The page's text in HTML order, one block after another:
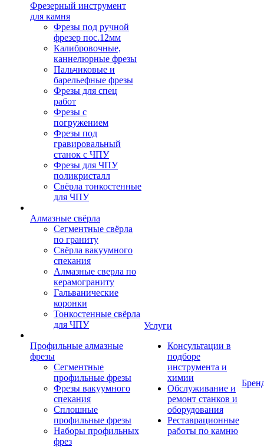
Фрезерный инструмент
для камня
Фрезы под ручной
фрезер пос.12мм
Калибровочные,
каннелюрные фрезы
Пальчиковые и
барельефные фрезы
Фрезы для спец
работ
Фрезы с
погружением
Фрезы под
гравировальный
станок с ЧПУ
Фрезы для ЧПУ
поликристалл
Свёрла тонкостенные
для ЧПУ
Алмазные свёрла
Сегментные свёрла
по граниту
Свёрла вакуумного
спекания
Алмазные сверла по
керамограниту
Гальванические
коронки
Тонкостенные свёрла
для ЧПУ
Профильные алмазные
фрезы
Сегментные
профильные фрезы
Фрезы вакуумного
спекания
Сплошные
профильные фрезы
Наборы профильных
фрез
Услуги
Консультации в
подборе
инструмента и
химии
Обслуживание и
ремонт станков и
оборудования
Реставрационные
работы по камню